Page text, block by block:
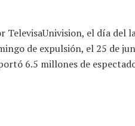
el día del
de expulsión, el 25 de
6.5 millones de